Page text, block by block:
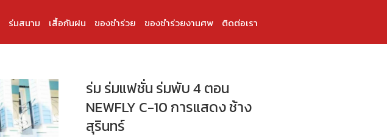
ร่มสนาม เสื้อกันฝน ของชำร่วย ของชำร่วยงานศพ ติดต่อเรา
ร่ม ร่มแฟชั่น ร่มพับ 4 ตอน
NEWFLY C-10 การแสดง ช้าง
สุรินทร์